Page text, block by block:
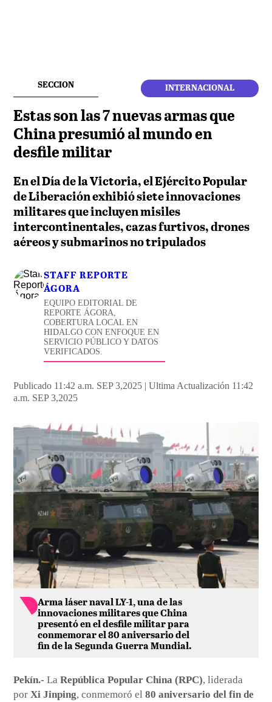
SECCION INTERNACIONAL
Estas son las 7 nuevas armas que
China presumió al mundo en
desfile militar
En el Día de la Victoria, el Ejército Popular
de Liberación exhibió siete innovaciones
militares que incluyen misiles
intercontinentales, cazas furtivos, drones
aéreos y submarinos no tripulados
STAFF REPORTE
ÁGORA
EQUIPO EDITORIAL DE
REPORTE ÁGORA,
COBERTURA LOCAL EN
HIDALGO CON ENFOQUE EN
SERVICIO PÚBLICO Y DATOS
VERIFICADOS.
Publicado 11:42 a.m. SEP 3,2025 | Ultima Actualización 11:42
a.m. SEP 3,2025
Arma láser naval LY-1, una de las
innovaciones militares que China
presentó en el desfile militar para
conmemorar el 80 aniversario del
fin de la Segunda Guerra Mundial.
Pekín.- LaRepública Popular China (RPC), liderada
porXi Jinping, conmemoró el80 aniversario del fin de